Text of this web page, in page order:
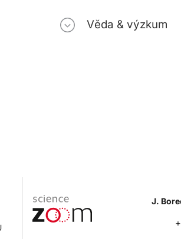
Věda & výzkum
J.